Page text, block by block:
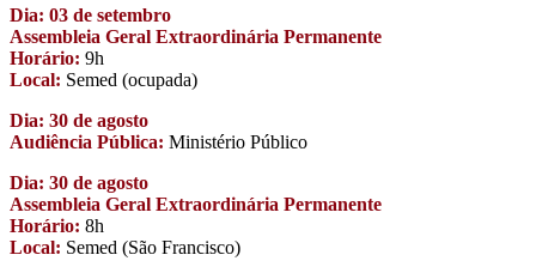
Dia: 03 de setembro
Assembleia Geral Extraordinária Permanente
Horário: 9h
Local: Semed (ocupada)
Dia: 30 de agosto
Audiência Pública: Ministério Público
Dia: 30 de agosto
Assembleia Geral Extraordinária Permanente
Horário: 8h
Local: Semed (São Francisco)